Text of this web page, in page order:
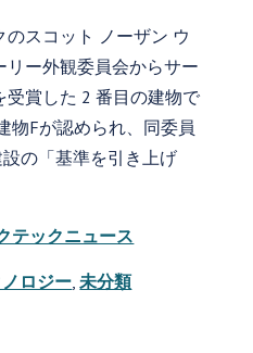
スコット ノーザン ウ
リー外観委員会からサー
受賞した 2 番目の建物で
物Fが認められ、同委員
の「基準を引き上げ
テックニュース
ロジー ,未分類